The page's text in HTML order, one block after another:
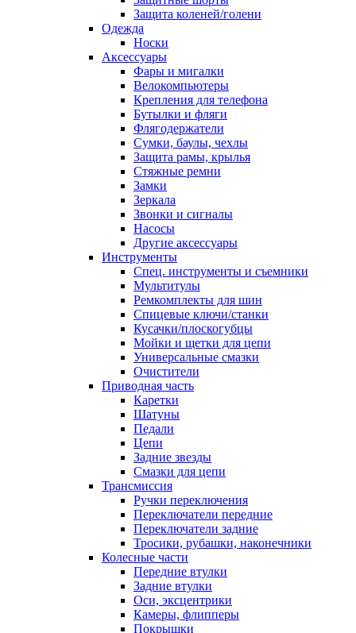
Защита коленей/голени
Одежда
Носки
Аксессуары
Фары и мигалки
Велокомпьютеры
Крепления для телефона
Бутылки и фляги
Флягодержатели
Сумки, баулы, чехлы
Защита рамы, крылья
Стяжные ремни
Замки
Зеркала
Звонки и сигналы
Насосы
Другие аксессуары
Инструменты
Спец. инструменты и съемники
Мультитулы
Ремкомплекты для шин
Спицевые ключи/станки
Кусачки/плоскогубцы
Мойки и щетки для цепи
Универсальные смазки
Очистители
Приводная часть
Каретки
Шатуны
Педали
Цепи
Задние звезды
Смазки для цепи
Трансмиссия
Ручки переключения
Переключатели передние
Переключатели задние
Тросики, рубашки, наконечники
Колесные части
Передние втулки
Задние втулки
Оси, эксцентрики
Камеры, флипперы
Покрышки